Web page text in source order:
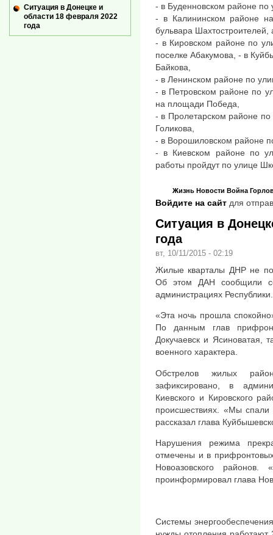
- в Буденновском районе
- в Калининском районе
бульвара
- в Кировском районе по
поселке Абакумова, - в
Байкова,
- в Ленинском районе по
- в Петровском районе по
на площади Победа,
- в Пролетарском районе
Голикова,
- в Ворошиловском районе
- в Киевском районе по
работы пройдут по улице
Жизнь Новости Война
Войдите на сайт для
Ситуация в
года
вт, 10/11/2015 - 02:19
Жилые кварталы ДНР не
Об этом ДАН сообщили
администрациях Республики.
«Эта ночь прошла
По данным глав
Докучаевск и Ясиноватая,
военного характера.
Обстрелов жилых
зафиксировано, в
Киевского и Кировского
происшествиях. «Мы
рассказал глава
Нарушения режима
отмечены и в
Новоазовского
проинформировал глава
Системы
Ситуация в Донецке и
области 18 февраля 2022
года